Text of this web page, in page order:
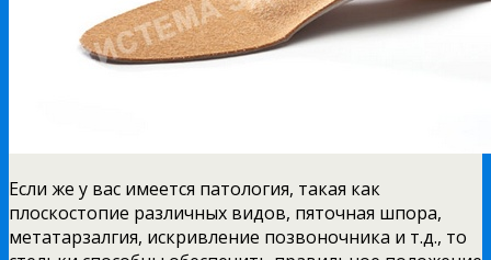
Если же у вас имеется патология, такая как
плоскостопие различных видов, пяточная шпора,
метатарзалгия, искривление позвоночника и т.д., то